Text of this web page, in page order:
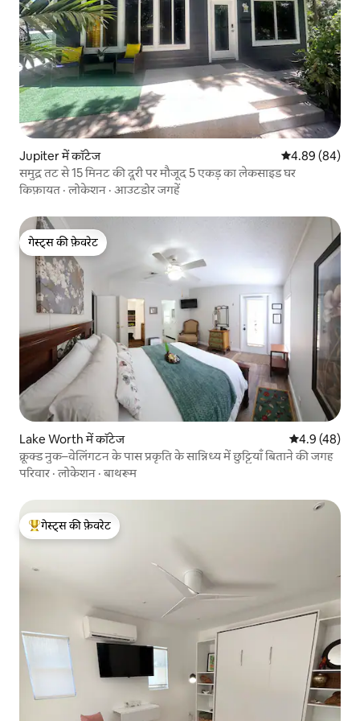
Jupiter में कॉटेज औसत रेटिंग 5 में
4.89 (84)
समुद्र तट से 15 मिनट की दूरी पर मौजूद 5 एकड़ का लेकसाइड घर
किफ़ायत ·लोकेशन · आउटडोर जगहें
गेस्ट्स की फ़ेवरेट
गेस्ट्स की फ़ेवरेट
Lake Worth में कॉटेज औसत रेटिंग 5
4.9 (48)
क्रूक्ड नुक–वेलिंगटन के पास प्रकृति के सान्निध्य में छुट्टियाँ बिताने की जगह
परिवार ·लोकेशन ·बाथरूम
गेस्ट्स का टॉप फ़ेवरेट
गेस्ट्स की फ़ेवरेट